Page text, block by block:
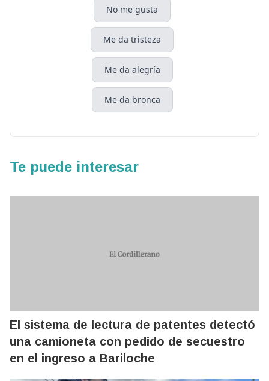
No me gusta
Me da tristeza
Me da alegría
Me da bronca
Te puede interesar
El sistema de lectura de patentes detectó
una camioneta con pedido de secuestro
en el ingreso a Bariloche